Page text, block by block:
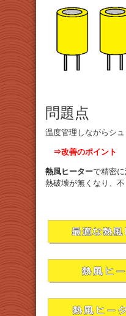
問題点
温度管理しながらシュ
⇒改善のポイント
熱風ヒーターで精密に
熱破壊が無くなり、不